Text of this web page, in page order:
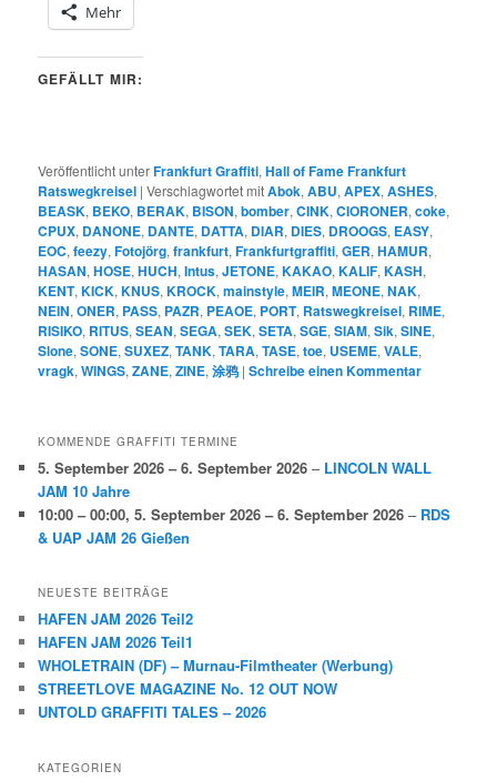
Mehr
GEFÄLLT MIR:
Veröffentlicht unterFrankfurt Graffiti,Hall of Fame Frankfurt
Ratswegkreisel |Verschlagwortet mitAbok,ABU,APEX,ASHES,
BEASK, BEKO, BERAK, BISON,bomber,CINK,CIORONER,coke,
CPUX, DANONE, DANTE, DATTA, DIAR, DIES, DROOGS, EASY,
EOC,feezy,Fotojörg,frankfurt,Frankfurtgraffiti,GER,HAMUR,
HASAN,HOSE,HUCH,Intus,JETONE,KAKAO,KALIF,KASH,
KENT,KICK,KNUS,KROCK,mainstyle,MEIR,MEONE,NAK,
NEIN,ONER, PASS, PAZR, PEAOE, PORT, Ratswegkreisel, RIME,
RISIKO, RITUS,SEAN,SEGA,SEK,SETA,SGE,SIAM,Sik,SINE,
Slone,SONE,SUXEZ,TANK,TARA,TASE,toe, USEME,VALE,
vragk,WINGS,ZANE,ZINE,涂鸦 |Schreibe einen Kommentar
KOMMENDE GRAFFITI TERMINE
5. September 2026 – 6. September 2026 – LINCOLN WALL
JAM 10 Jahre
10:00 – 00:00,5. September 2026 – 6. September 2026 – RDS
& UAP JAM 26 Gießen
NEUESTE BEITRÄGE
HAFEN JAM 2026 Teil2
HAFEN JAM 2026 Teil1
WHOLETRAIN (DF) – Murnau-Filmtheater (Werbung)
STREETLOVE MAGAZINE No. 12 OUT NOW
UNTOLD GRAFFITI TALES – 2026
KATEGORIEN